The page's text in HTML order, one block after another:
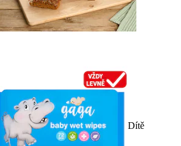
Dítě